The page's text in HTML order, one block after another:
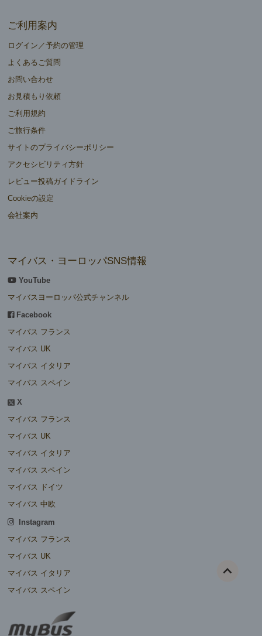
ご利用案内
ログイン／予約の管理
よくあるご質問
お問い合わせ
お見積もり依頼
ご利用規約
ご旅行条件
サイトのプライバシーポリシー
アクセシビリティ方針
レビュー投稿ガイドライン
Cookieの設定
会社案内
マイバス・ヨーロッパSNS情報
YouTube
マイバスヨーロッパ公式チャンネル
Facebook
マイバス フランス
マイバス UK
マイバス イタリア
マイバス スペイン
X
マイバス フランス
マイバス UK
マイバス イタリア
マイバス スペイン
マイバス ドイツ
マイバス 中欧
Instagram
マイバス フランス
マイバス UK
マイバス イタリア
マイバス スペイン